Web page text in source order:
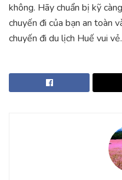
không. Hãy chuẩn bị kỹ
chuyến đi của bạn an toàn
chuyến đi du lịch Huế vui vẻ.